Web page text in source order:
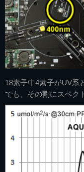
18素子中4素子がUV系
でも、その割にスペク